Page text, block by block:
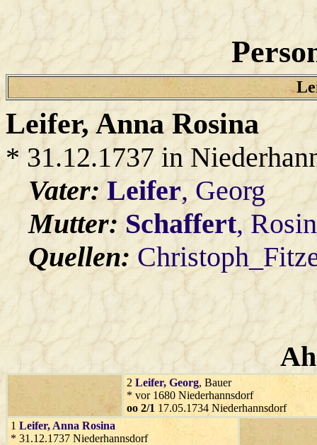
Leifer, Anna Rosina
* 31.12.1737 in
Vater:Leifer, Georg
Mutter:Schaffert,
Quellen:
2 Leifer, Georg, Bauer
* vor 1680 Niederhannsdorf
oo 2/1 17.05.1734 Niederhannsdorf
1 Leifer, Anna Rosina
* 31.12.1737 Niederhannsdorf